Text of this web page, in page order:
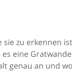
zu erkennen
eine
genau an und